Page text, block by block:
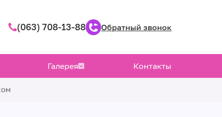
(063) 708-13-88 Обратный звонок
Галерея Контакты